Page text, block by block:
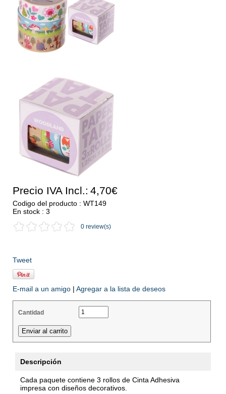
Precio IVA Incl.: 4,70€
Codigo del producto : WT149
En stock : 3
0 review(s)
Tweet
E-mail a un amigo | Agregar a la lista de deseos
Cantidad
Descripción
Cada paquete contiene 3 rollos de Cinta Adhesiva
impresa con diseños decorativos.